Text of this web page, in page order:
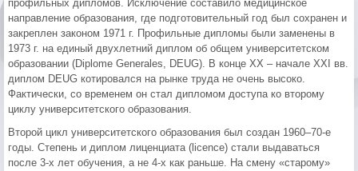
профильных дипломов. Исключение составило медицинское
направление образования, где подготовительный год был сохранен и
закреплен законом 1971 г. Профильные дипломы были заменены в
1973 г. на единый двухлетний диплом об общем университетском
образовании (Diplome Generales, DEUG). В конце XX – начале XXI вв.
диплом DEUG котировался на рынке труда не очень высоко.
Фактически, со временем он стал дипломом доступа ко второму
циклу университетского образования.
Второй цикл университетского образования был создан 1960–70-е
годы. Степень и диплом лиценциата (licence) стали выдаваться
после 3-х лет обучения, а не 4-х как раньше. На смену «старому»